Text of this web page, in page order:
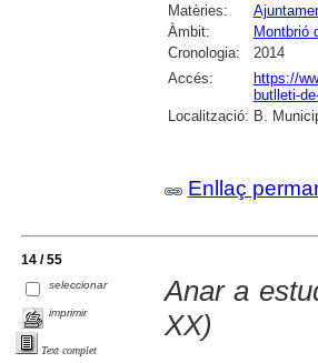
Matèries:
Àmbit:
Montbrió
Cronologia:
2014
Accés:
https://
butlleti-
Localització: B.
Enllaç
14 / 55
seleccionar
imprimir
Text complet
Anar a
XX)